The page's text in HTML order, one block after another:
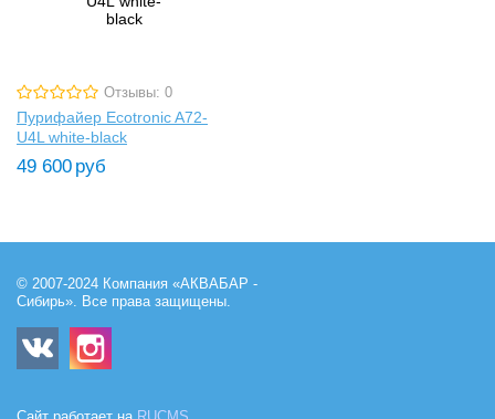
Отзывы: 0
Пурифайер Ecotronic A72-
U4L white-black
49 600 руб
© 2007-2024 Компания «АКВАБАР -
Сибирь». Все права защищены.